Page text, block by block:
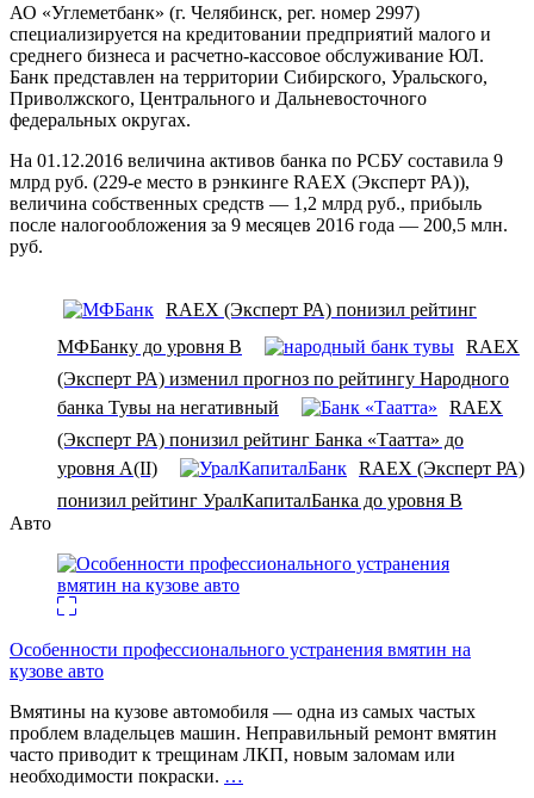
АО «Углеметбанк» (г. Челябинск, рег. номер 2997)
специализируется на кредитовании предприятий малого и
среднего бизнеса и расчетно-кассовое обслуживание ЮЛ.
Банк представлен на территории Сибирского, Уральского,
Приволжского, Центрального и Дальневосточного
федеральных округах.
На 01.12.2016 величина активов банка по РСБУ составила 9
млрд руб. (229-е место в рэнкинге RAEX (Эксперт РА)),
величина собственных средств — 1,2 млрд руб., прибыль
после налогообложения за 9 месяцев 2016 года — 200,5 млн.
руб.
RAEX (Эксперт РА) понизил рейтинг
МФБанку до уровня B
RAEX
(Эксперт РА) изменил прогноз по рейтингу Народного
банка Тувы на негативный
RAEX
(Эксперт РА) понизил рейтинг Банка «Таатта» до
уровня А(II)
RAEX (Эксперт РА)
понизил рейтинг УралКапиталБанка до уровня В
Авто
Особенности профессионального устранения вмятин на
кузове авто
Вмятины на кузове автомобиля — одна из самых частых
проблем владельцев машин. Неправильный ремонт вмятин
часто приводит к трещинам ЛКП, новым заломам или
необходимости покраски. …